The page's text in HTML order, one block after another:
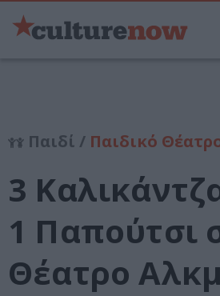
Παιδί / Παιδικό
3
1 Παπούτσι
Θέατρο